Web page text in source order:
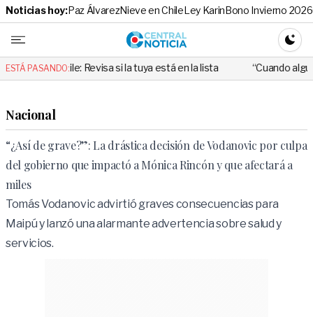
Noticias hoy:Paz ÁlvarezNieve en ChileLey KarinBono Invierno 2026
Central
ESTÁ PASANDO:
Revisa si la tuya está en la lista “Cuando alguien utiliza mal
Nacional
“¿Así de grave?”: La drástica decisión de Vodanovic por culpa
del gobierno que impactó a Mónica Rincón y que afectará a
miles
Tomás Vodanovic advirtió graves consecuencias para
Maipú y lanzó una alarmante advertencia sobre salud y
servicios.